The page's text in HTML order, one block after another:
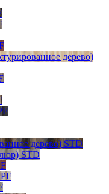
дерево)
дерево) STD
STD